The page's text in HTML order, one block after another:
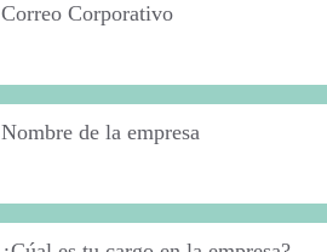
Correo Corporativo
Nombre de la empresa